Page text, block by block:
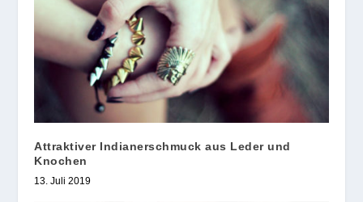
Attraktiver Indianerschmuck aus Leder und
Knochen
13. Juli 2019